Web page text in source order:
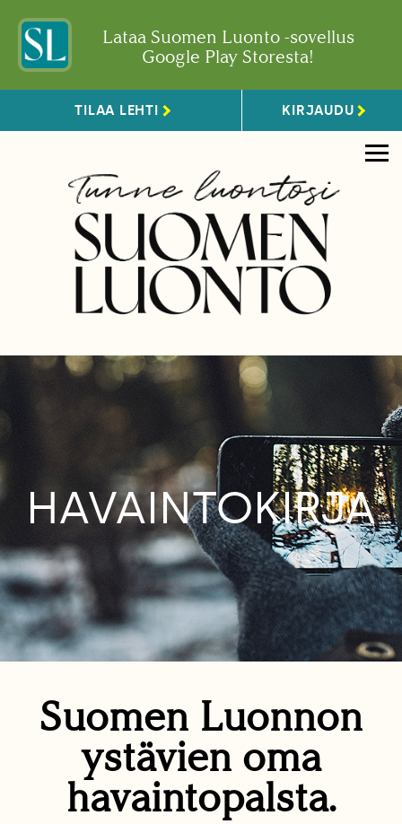
Lataa Suomen Luonto -sovellus
Google Play Storesta!
TILAA LEHTI KIRJAUDU
HAVAINTOKIRJA
Suomen Luonnon
ystävien oma
havaintopalsta.